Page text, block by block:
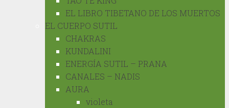
EL LIBRO TIBETANO DE LOS MUERTOS
EL CUERPO SUTIL
CHAKRAS
KUNDALINI
ENERGÍA SUTIL – PRANA
CANALES – NADIS
AURA
violeta